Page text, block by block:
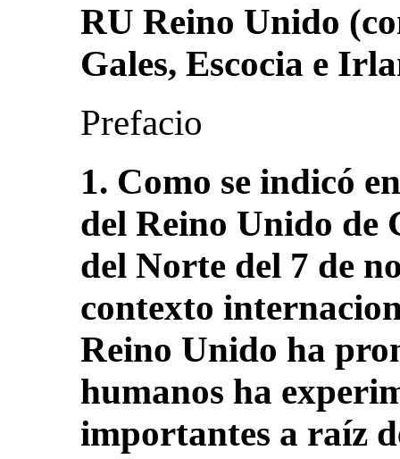
RU Reino Unido
Gales, Escocia e
Prefacio
1. Como se indicó
del Reino Unido
del Norte del 7 de
contexto
Reino Unido ha
humanos ha
importantes a raíz